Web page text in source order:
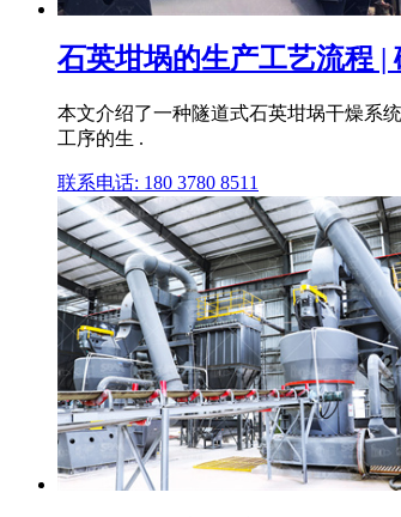
石英坩埚的生产工艺流程 |
本文介绍了一种隧道式石英坩埚干燥系
工序的生 .
联系电话: 180 3780 8511